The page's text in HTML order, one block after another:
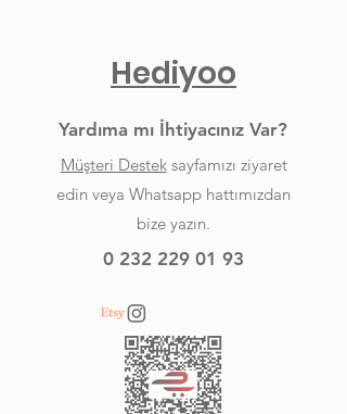
Hediyoo
Yardıma mı İhtiyacınız Var?
Müşteri Desteksayfamızı ziyaret
edin veya Whatsapp hattımızdan
bize yazın.
0 232 229 01 93